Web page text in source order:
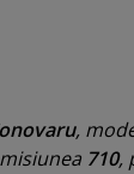
,
710,